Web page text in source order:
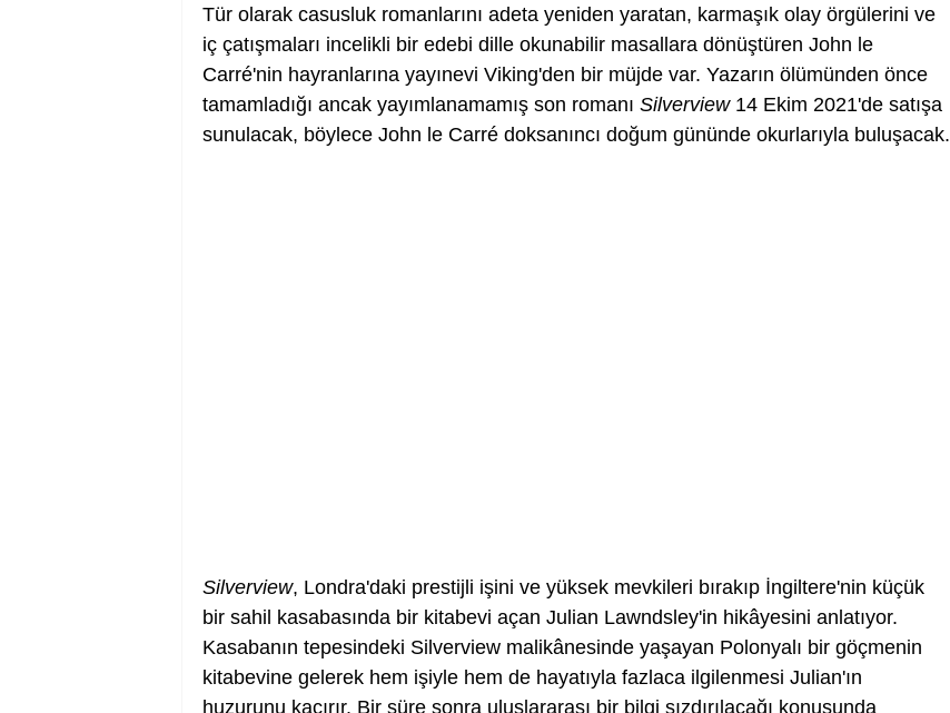
Tür olarak casusluk romanlarını adeta yeniden yaratan, karmaşık olay örgülerini ve
iç çatışmaları incelikli bir edebi dille okunabilir masallara dönüştüren John le
Carré'nin hayranlarına yayınevi Viking'den bir müjde var. Yazarın ölümünden önce
tamamladığı ancak yayımlanamamış son romanı Silverview 14 Ekim 2021'de satışa
sunulacak, böylece John le Carré doksanıncı doğum gününde okurlarıyla buluşacak.
Silverview, Londra'daki prestijli işini ve yüksek mevkileri bırakıp İngiltere'nin küçük
bir sahil kasabasında bir kitabevi açan Julian Lawndsley'in hikâyesini anlatıyor.
Kasabanın tepesindeki Silverview malikânesinde yaşayan Polonyalı bir göçmenin
kitabevine gelerek hem işiyle hem de hayatıyla fazlaca ilgilenmesi Julian'ın
huzurunu kaçırır. Bir süre sonra uluslararası bir bilgi sızdırılacağı konusunda